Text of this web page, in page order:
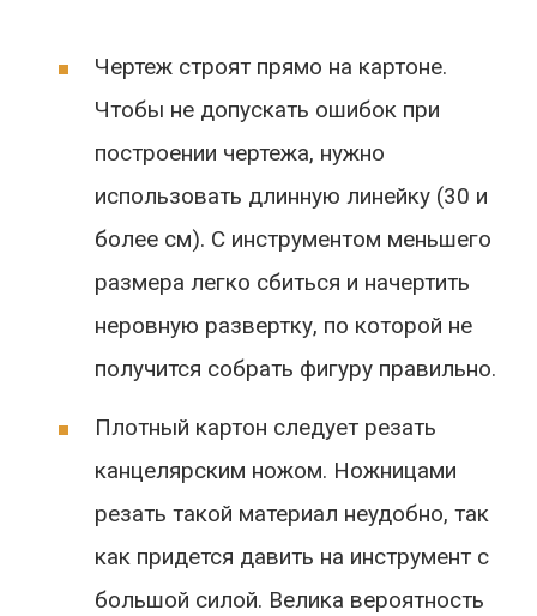
Чертеж строят прямо на картоне.
Чтобы не допускать ошибок при
построении чертежа, нужно
использовать длинную линейку (30 и
более см). С инструментом меньшего
размера легко сбиться и начертить
неровную развертку, по которой не
получится собрать фигуру правильно.
Плотный картон следует резать
канцелярским ножом. Ножницами
резать такой материал неудобно, так
как придется давить на инструмент с
большой силой. Велика вероятность